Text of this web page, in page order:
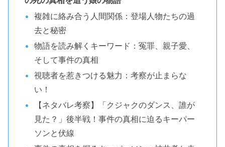
複雑に絡み合う人間関係：登場人物たちの過
去と秘密
物語を読み解くキーワード：冤罪、親子愛、
そして事件の真相
視聴者を惹きつける魅力：考察が止まらな
い！
【ネタバレ考察】「クジャクのダンス、誰が
見た？」後半戦！事件の真相に迫るキーパー
ソンと伏線